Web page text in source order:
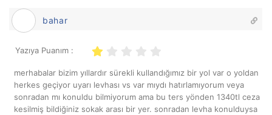
bahar
Yazıya Puanım :
merhabalar bizim yıllardır sürekli kullandığımız bir yol var o yoldan
herkes geçiyor uyarı levhası vs var mıydı hatırlamıyorum veya
sonradan mı konuldu bilmiyorum ama bu ters yönden 1340tl ceza
kesilmiş bildiğiniz sokak arası bir yer. sonradan levha konulduysa